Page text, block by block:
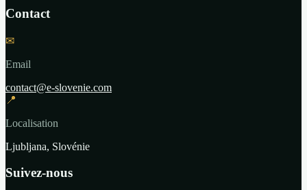
Contact
✉
Email
contact@e-slovenie.com
📍
Localisation
Ljubljana, Slovénie
Suivez-nous